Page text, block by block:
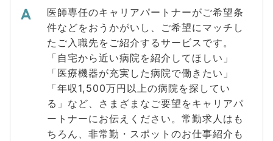
医師専任のキャリアパートナーがご希望条
件などをおうかがいし、ご希望にマッチし
たご入職先をご紹介するサービスです。
「自宅から近い病院を紹介してほしい」
「医療機器が充実した病院で働きたい」
「年収1,500万円以上の病院を探してい
る」など、さまざまなご要望をキャリアパ
ートナーにお伝えください。常勤求人はも
ちろん、非常勤・スポットのお仕事紹介も